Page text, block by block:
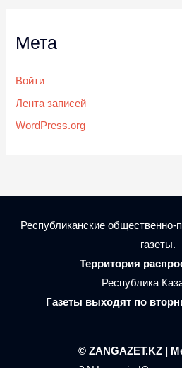
Мета
Войти
Лента записей
WordPress.org
Республиканские общественно-
газеты.
Территория
Республика
Газеты выходят по
© ZANGAZET.KZ |